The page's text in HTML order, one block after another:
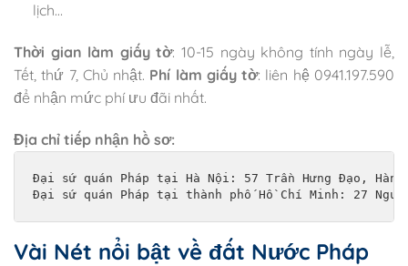
lịch…
Thời gian làm giấy tờ: 10-15 ngày không tính ngày lễ,
Tết, thứ 7, Chủ nhật. Phí làm giấy tờ: liên hệ 0941.197.590
để nhận mức phí ưu đãi nhất.
Địa chỉ tiếp nhận hồ sơ:
Đại sứ quán Pháp tại Hà Nội: 57 Trần Hưng Đạo,
Đại sứ quán Pháp tại thành phố Hồ Chí Minh: 27
Vài Nét nổi bật về đất Nước Pháp